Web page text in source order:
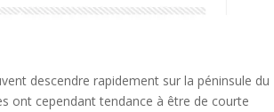
descendre rapidement sur la péninsule du
ont cependant tendance à être de courte